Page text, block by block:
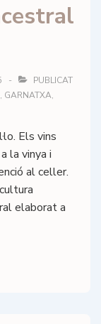
PUBLICAT
, GARNATXA,
Els vins
la vinya i
al celler.
elaborat a